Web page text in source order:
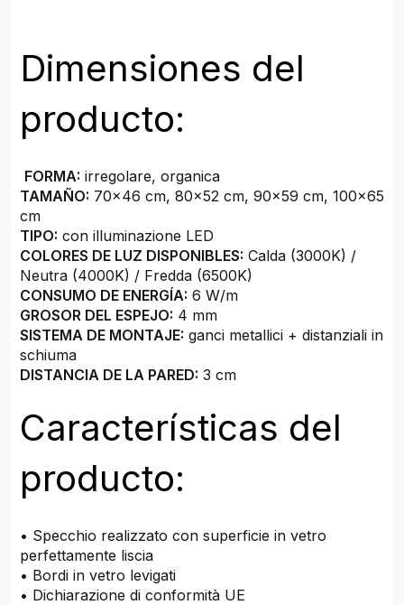
Dimensiones del
producto:
FORMA: irregolare, organica
TAMAÑO: 70x46 cm, 80x52 cm, 90x59 cm, 100x65
cm
TIPO: con illuminazione LED
COLORES DE LUZ DISPONIBLES: Calda (3000K) /
Neutra (4000K) / Fredda (6500K)
CONSUMO DE ENERGÍA: 6 W/m
GROSOR DEL ESPEJO: 4 mm
SISTEMA DE MONTAJE: ganci metallici + distanziali in
schiuma
DISTANCIA DE LA PARED: 3 cm
Características del
producto:
• Specchio realizzato con superficie in vetro
perfettamente liscia
• Bordi in vetro levigati
• Dichiarazione di conformità UE